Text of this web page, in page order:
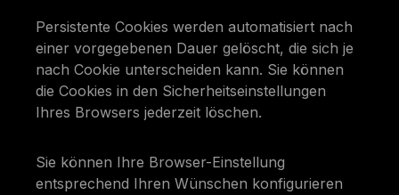
Persistente Cookies werden automatisiert nach
einer vorgegebenen Dauer gelöscht, die sich je
nach Cookie unterscheiden kann. Sie können
die Cookies in den Sicherheitseinstellungen
Ihres Browsers jederzeit löschen.
Sie können Ihre Browser-Einstellung
entsprechend Ihren Wünschen konfigurieren